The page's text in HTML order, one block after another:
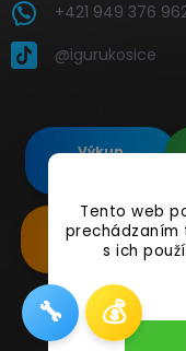
Tento web
prechádzaním
s ich
+421 949 376
@igurukosice
Výkup
Renovované
Samsung's
Copyright 2026
🔧 💰